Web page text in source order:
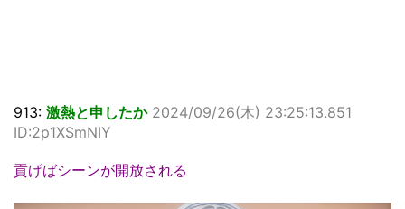
913: 激熱と申したか 2024/09/26(木) 23:25:13.851
ID:2p1XSmNIY
貢げばシーンが開放される